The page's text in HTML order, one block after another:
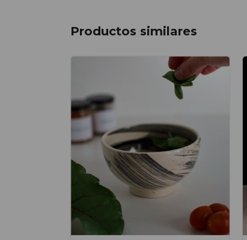
Productos similares